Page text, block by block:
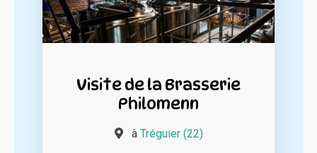
Visite de la Brasserie
Philomenn
à Tréguier (22)